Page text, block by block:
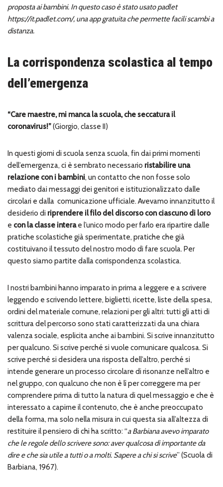
proposta ai bambini. In questo caso è stato usato padlet
https://it.padlet.com/, una app gratuita che permette facili scambi a
distanza.
La corrispondenza scolastica al tempo
dell’emergenza
“Care maestre, mi manca la scuola, che seccatura il
coronavirus!”(Giorgio, classe II)
In questi giorni di scuola senza scuola, fin dai primi momenti
dell’emergenza, ci è sembrato necessario ristabilire una
relazione con i bambini, un contatto che non fosse solo
mediato dai messaggi dei genitori e istituzionalizzato dalle
circolari e dalla comunicazione ufficiale. Avevamo innanzitutto il
desiderio di riprendere il filo del discorso con ciascuno di loro
e con la classe interae l’unico modo per farlo era ripartire dalle
pratiche scolastiche già sperimentate, pratiche che già
costituivano il tessuto del nostro modo di fare scuola. Per
questo siamo partite dalla corrispondenza scolastica.
I nostri bambini hanno imparato in prima a leggere e a scrivere
leggendo e scrivendo lettere, biglietti, ricette, liste della spesa,
ordini del materiale comune, relazioni per gli altri: tutti gli atti di
scrittura del percorso sono stati caratterizzati da una chiara
valenza sociale, esplicita anche ai bambini. Si scrive innanzitutto
per qualcuno. Si scrive perché si vuole comunicare qualcosa. Si
scrive perché si desidera una risposta dell’altro, perché si
intende generare un processo circolare di risonanze nell’altro e
nel gruppo, con qualcuno che non è lì per correggere ma per
comprendere prima di tutto la natura di quel messaggio e che è
interessato a capirne il contenuto, che è anche preoccupato
della forma, ma solo nella misura in cui questa sia all’altezza di
restituire il pensiero di chi ha scritto: “a Barbiana avevo imparato
che le regole dello scrivere sono: aver qualcosa di importante da
dire e che sia utile a tutti o a molti. Sapere a chi si scrive” (Scuola di
Barbiana, 1967).